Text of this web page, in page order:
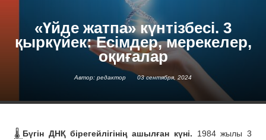
«Үйде жатпа» күнтізбесі. 3
қыркүйек: Есімдер, мерекелер,
оқиғалар
Автор: редактор 03 сентября, 2024
🌡 Бүгін ДНҚ бірегейлігінің ашылған күні. 1984 жылы 3